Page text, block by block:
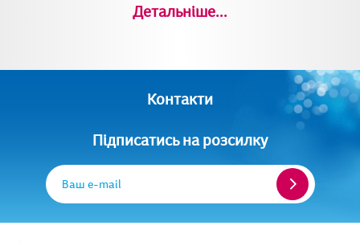
Детальніше...
Контакти
Підписатись на розсилку
Ваш e-mail